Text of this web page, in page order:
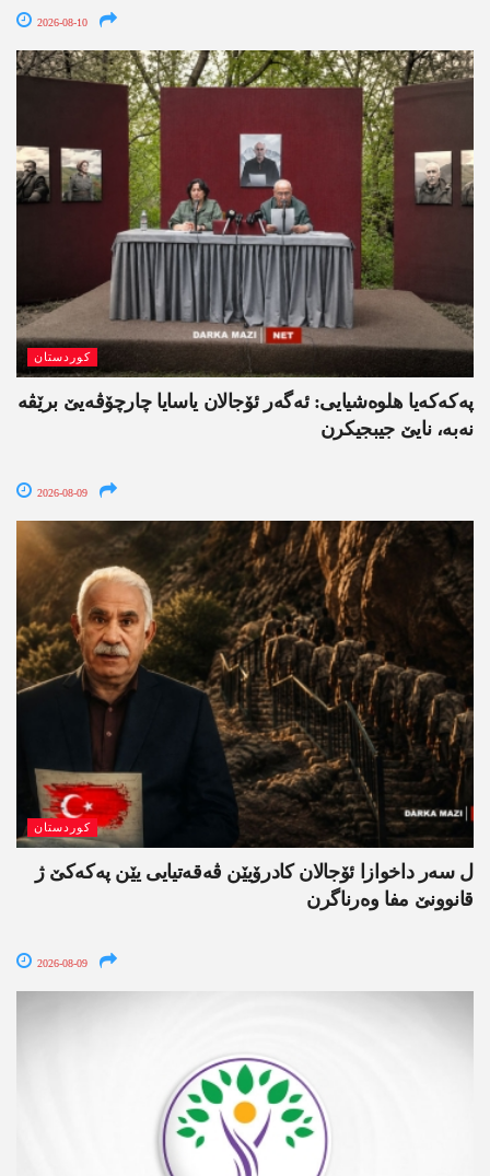
2026-08-10
کوردستان
په‌كه‌كه‌یا هلوه‌شیایی: ئەگەر ئۆجالان یاسایا چارچۆڤەیێ برێڤە
نه‌به‌، نایێ جیبجیکرن
2026-08-09
کوردستان
ل سەر داخوازا ئۆجالان کادرۆیێن ڤەقەتیایی یێن پەکەکێ ژ
قانوونێ مفا وەرناگرن
2026-08-09